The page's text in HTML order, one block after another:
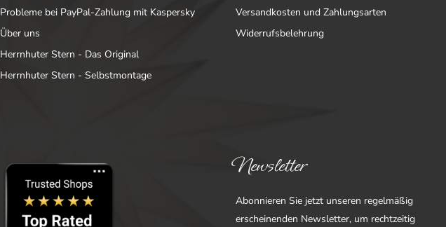
Probleme bei PayPal-Zahlung mit Kaspersky
Über uns
Herrnhuter Stern - Das Original
Herrnhuter Stern - Selbstmontage
Versandkosten und Zahlungsarten
Widerrufsbelehrung
Newsletter
Abonnieren Sie jetzt unseren regelmäßig
erscheinenden Newsletter, um rechtzeitig